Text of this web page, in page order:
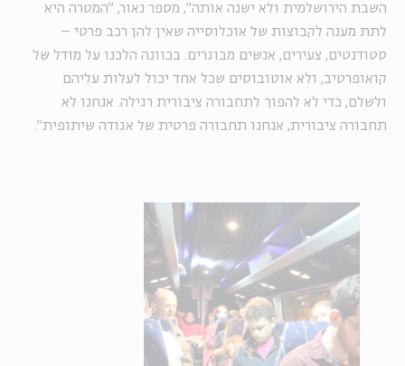
השבת הירושלמית ולא ישנה אותה", מספר נאור, "המטרה היא
לתת מענה לקבוצות של אוכלוסייה שאין להן רכב פרטי –
סטודנטים, צעירים, אנשים מבוגרים. בכוונה הלכנו על מודל של
קואופרטיב, ולא אוטובוסים שכל אחד יכול לעלות עליהם
ולשלם, כדי לא להפוך לתחבורה ציבורית רגילה. אנחנו לא
תחבורה ציבורית, אנחנו תחבורה פרטית של אגודה שיתופית".